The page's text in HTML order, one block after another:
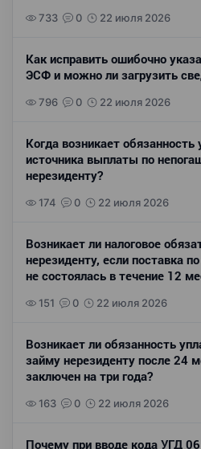
733 0 22 июля 2026
Как исправить ошибочно
ЭСФ и можно ли загрузить
796 0 22 июля 2026
Когда возникает
источника выплаты по
нерезиденту?
174 0 22 июля 2026
Возникает ли налоговое
нерезиденту, если поставка
не состоялась в течение 12
151 0 22 июля 2026
Возникает ли обязанность
займу нерезиденту после 24
заключен на три года?
163 0 22 июля 2026
Почему при вводе кода УГД